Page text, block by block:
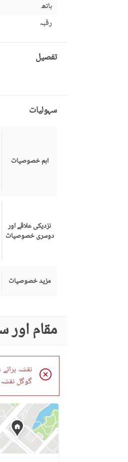
باتھ
رقبہ
تفصیل
سہولیات
اہم خصوصیات
نزدیکی علاقے اور
دوسری خصوصیات
مزید خصوصیات
مقام اور
نقشہ
گوگل